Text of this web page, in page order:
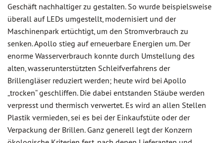
Geschäft nachhaltiger zu gestalten. So wurde beispielsweise
überall auf LEDs umgestellt, modernisiert und der
Maschinenpark ertüchtigt, um den Stromverbrauch zu
senken. Apollo stieg auf erneuerbare Energien um. Der
enorme Wasserverbrauch konnte durch Umstellung des
alten, wasserunterstützten Schleifverfahrens der
Brillengläser reduziert werden; heute wird bei Apollo
„trocken“ geschliffen. Die dabei entstanden Stäube werden
verpresst und thermisch verwertet. Es wird an allen Stellen
Plastik vermieden, sei es bei der Einkaufstüte oder der
Verpackung der Brillen. Ganz generell legt der Konzern